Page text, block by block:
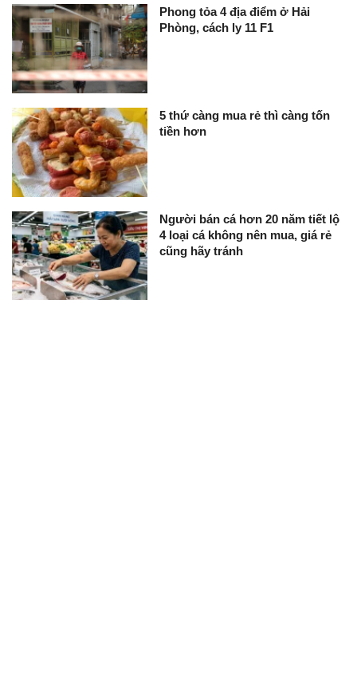
Phong tỏa 4 địa điểm ở Hải
Phòng, cách ly 11 F1
5 thứ càng mua rẻ thì càng tốn
tiền hơn
Người bán cá hơn 20 năm tiết lộ
4 loại cá không nên mua, giá rẻ
cũng hãy tránh